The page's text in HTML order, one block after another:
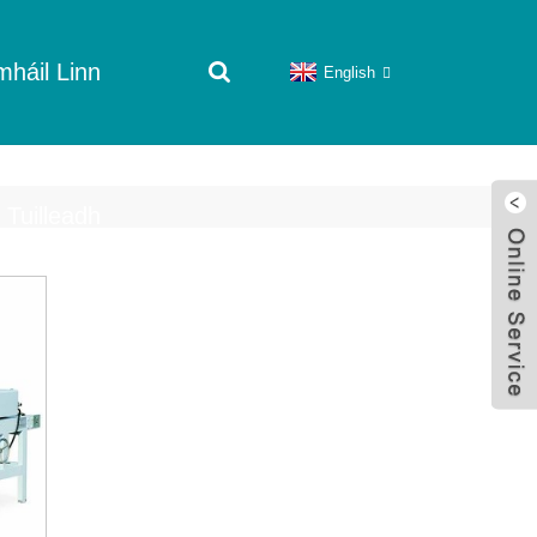
Linn English